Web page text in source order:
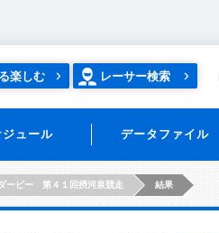
楽しむ レーサー検索
ジュール データファイル
ービー 第４１回摂河泉競走 結果